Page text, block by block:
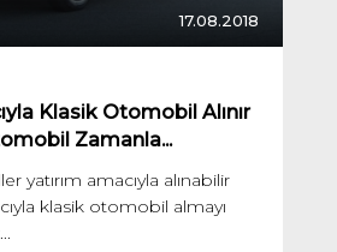
17.08.2018
Klasik Otomobil Alınır
Zamanla...
yatırım amacıyla alınabilir
klasik otomobil almayı